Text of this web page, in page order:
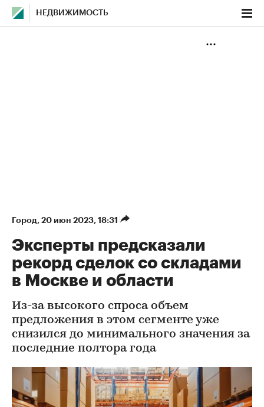
НЕДВИЖИМОСТЬ
Город⁠, 20 июн 2023, 18:31
Эксперты предсказали
рекорд сделок со складами
в Москве и области
Из-за высокого спроса объем
предложения в этом сегменте уже
снизился до минимального значения за
последние полтора года